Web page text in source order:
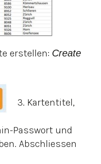
erstellen: Create
3. Kartentitel,
Passwort und
Abschliessen